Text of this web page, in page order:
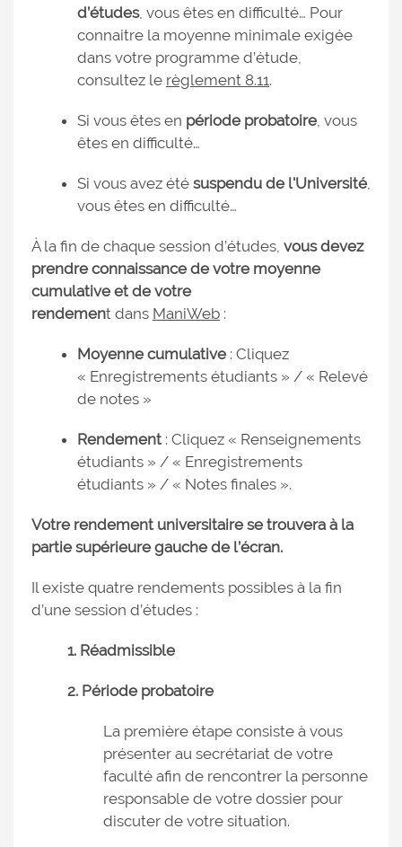
d’études, vous êtes en difficulté… Pour
connaitre la moyenne minimale exigée
dans votre programme d’étude,
consultez le règlement 8.11.
Si vous êtes en période probatoire, vous
êtes en difficulté…
Si vous avez été suspendu de l'Université,
vous êtes en difficulté…
À la fin de chaque session d’études, vous devez
prendre connaissance de votre moyenne
cumulative et de votre
rendement dans ManiWeb :
Moyenne cumulative : Cliquez
« Enregistrements étudiants » / « Relevé
de notes »
Rendement : Cliquez « Renseignements
étudiants » / « Enregistrements
étudiants » / « Notes finales ».
Votre rendement universitaire se trouvera à la
partie supérieure gauche de l’écran.
Il existe quatre rendements possibles à la fin
d’une session d’études :
1. Réadmissible
2. Période probatoire
La première étape consiste à vous
présenter au secrétariat de votre
faculté afin de rencontrer la personne
responsable de votre dossier pour
discuter de votre situation.